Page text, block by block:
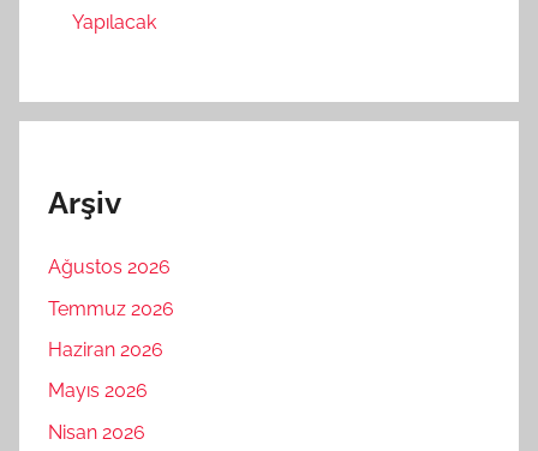
Yapılacak
Arşiv
Ağustos 2026
Temmuz 2026
Haziran 2026
Mayıs 2026
Nisan 2026